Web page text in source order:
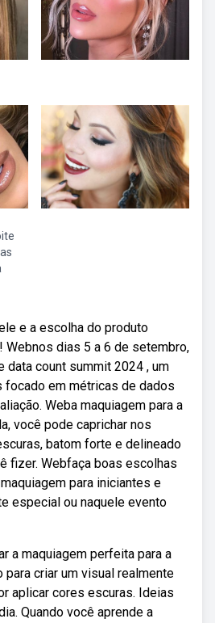
e a escolha do produto
Webnos dias 5 a 6 de setembro,
data count summit 2024 , um
focado em métricas de dados
Weba maquiagem para a
você pode caprichar nos
batom forte e delineado
fizer. Webfaça boas escolhas
para iniciantes e
especial ou naquele evento
a maquiagem perfeita para a
criar um visual realmente
aplicar cores escuras. Ideias
Quando você aprende a